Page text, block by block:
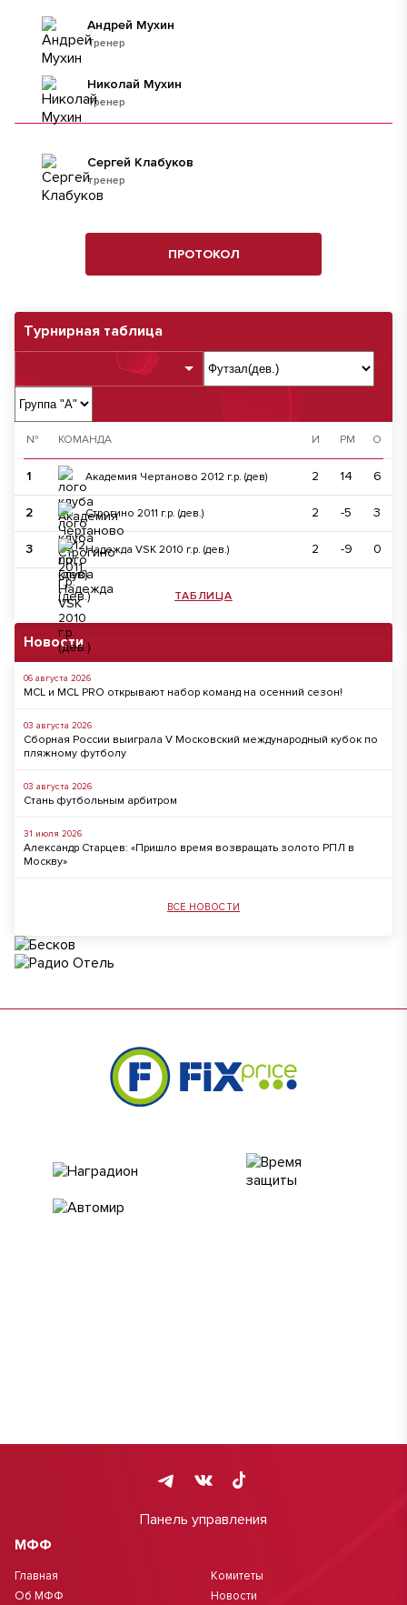
Турнирная таблица
№ КОМАНДА И РМ О
1 Академия Чертаново 2012 г.р. (дев) 2 14 6
2 Строгино 2011 г.р. (дев.) 2 -5 3
3 Надежда VSK 2010 г.р. (дев.) 2 -9 0
ТАБЛИЦА
Новости
06 августа 2026
MCL и MCL PRO открывают набор команд на осенний сезон!
03 августа 2026
Сборная России выиграла V Московский международный кубок по
пляжному футболу
03 августа 2026
Стань футбольным арбитром
31 июля 2026
Александр Старцев: «Пришло время возвращать золото РПЛ в
Москву»
ВСЕ НОВОСТИ
Тренер
Андрей Мухин
Тренер
Николай Мухин
тренер
Сергей Клабуков
ПРОТОКОЛ
Панель управления
МФФ
Главная
Об МФФ
Комитеты
Новости